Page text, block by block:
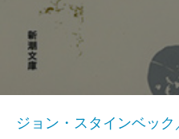
ジョン・スタインベッ